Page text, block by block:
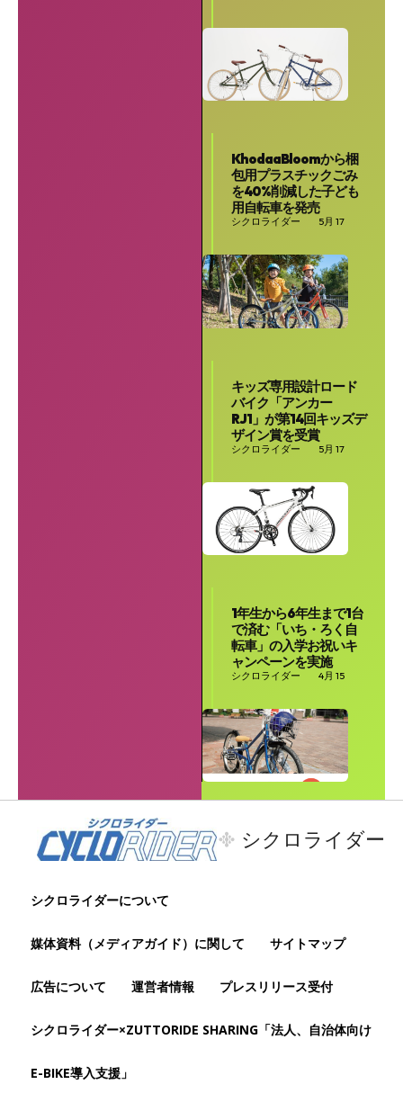
KhodaaBloomから梱
包用プラスチックごみ
を40%削減した子ども
用自転車を発売
シクロライダー 5月 17
キッズ専用設計ロード
バイク「アンカー
RJ1」が第14回キッズデ
ザイン賞を受賞
シクロライダー 5月 17
1年生から6年生まで1台
で済む「いち・ろく自
転車」の入学お祝いキ
ャンペーンを実施
シクロライダー 4月 15
シクロライダー
シクロライダーについて
媒体資料（メディアガイド）に関して サイトマップ
広告について 運営者情報 プレスリリース受付
シクロライダー×ZUTTORIDE SHARING「法人、自治体向け
E-BIKE導入支援」